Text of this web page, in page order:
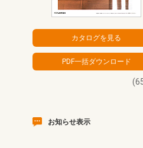
お知らせ表示